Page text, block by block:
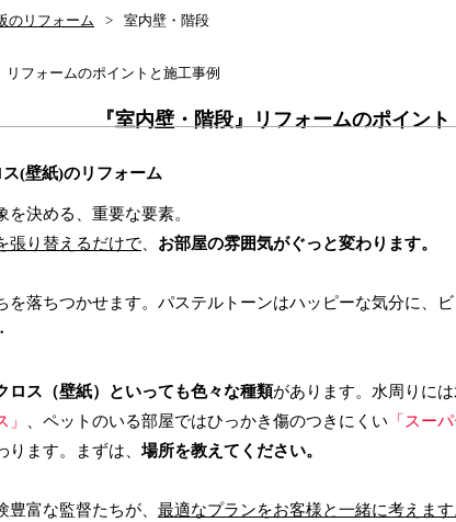
のリフォーム 室内壁・階段
リフォームのポイントと施工事例
『室内壁・階段』リフォームのポイント
(壁紙)のリフォーム
を決める、重要な要素。
張り替えるだけで
お部屋の雰囲気がぐっと変わります。
を落ちつかせます。パステルトーンはハッピーな気分に、
ロス（壁紙）といっても⾊々な種類があります。水周りに
」 、ペットのいる部屋ではひっかき傷のつきにくい 「スー
ります。まずは、場所を教えてください。
豊富な監督たちが、 最適なプランをお客様と⼀緒に考えます